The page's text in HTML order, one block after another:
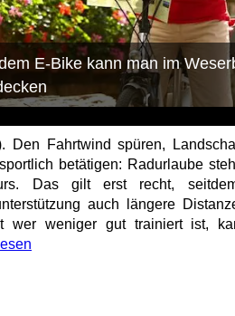
E-Bike kann man im
Den Fahrtwind spüren,
betätigen: Radurlaube
Das gilt erst recht,
auch längere
wer weniger gut trainiert ist,